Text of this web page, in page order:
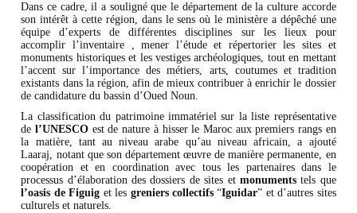
Dans ce cadre, il a souligné que le département de la culture accorde
son intérêt à cette région, dans le sens où le ministère a dépêché une
équipe d’experts de différentes disciplines sur les lieux pour
accomplir l’inventaire , mener l’étude et répertorier les sites et
monuments historiques et les vestiges archéologiques, tout en mettant
l’accent sur l’importance des métiers, arts, coutumes et tradition
existants dans la région, afin de mieux contribuer à enrichir le dossier
de candidature du bassin d’Oued Noun.
La classification du patrimoine immatériel sur la liste représentative
del’UNESCO est de nature à hisser le Maroc aux premiers rangs en
la matière, tant au niveau arabe qu’au niveau africain, a ajouté
Laaraj, notant que son département œuvre de manière permanente, en
coopération et en coordination avec tous les partenaires dans le
processus d’élaboration des dossiers de sites et monumentstels que
l’oasis de Figuig et les greniers collectifs“Iguidar” et d’autres sites
culturels et naturels.